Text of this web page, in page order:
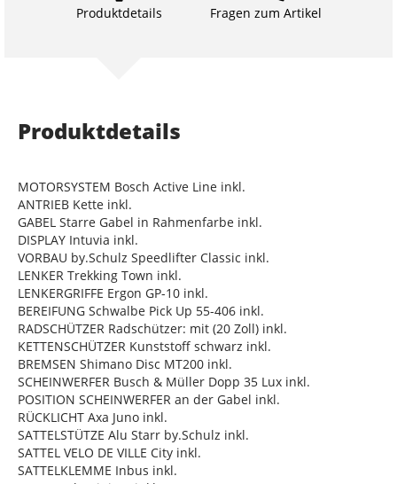
Produktdetails Fragen zum Artikel
Produktdetails
MOTORSYSTEM Bosch Active Line inkl.
ANTRIEB Kette inkl.
GABEL Starre Gabel in Rahmenfarbe inkl.
DISPLAY Intuvia inkl.
VORBAU by.Schulz Speedlifter Classic inkl.
LENKER Trekking Town inkl.
LENKERGRIFFE Ergon GP-10 inkl.
BEREIFUNG Schwalbe Pick Up 55-406 inkl.
RADSCHÜTZER Radschützer: mit (20 Zoll) inkl.
KETTENSCHÜTZER Kunststoff schwarz inkl.
BREMSEN Shimano Disc MT200 inkl.
SCHEINWERFER Busch & Müller Dopp 35 Lux inkl.
POSITION SCHEINWERFER an der Gabel inkl.
RÜCKLICHT Axa Juno inkl.
SATTELSTÜTZE Alu Starr by.Schulz inkl.
SATTEL VELO DE VILLE City inkl.
SATTELKLEMME Inbus inkl.